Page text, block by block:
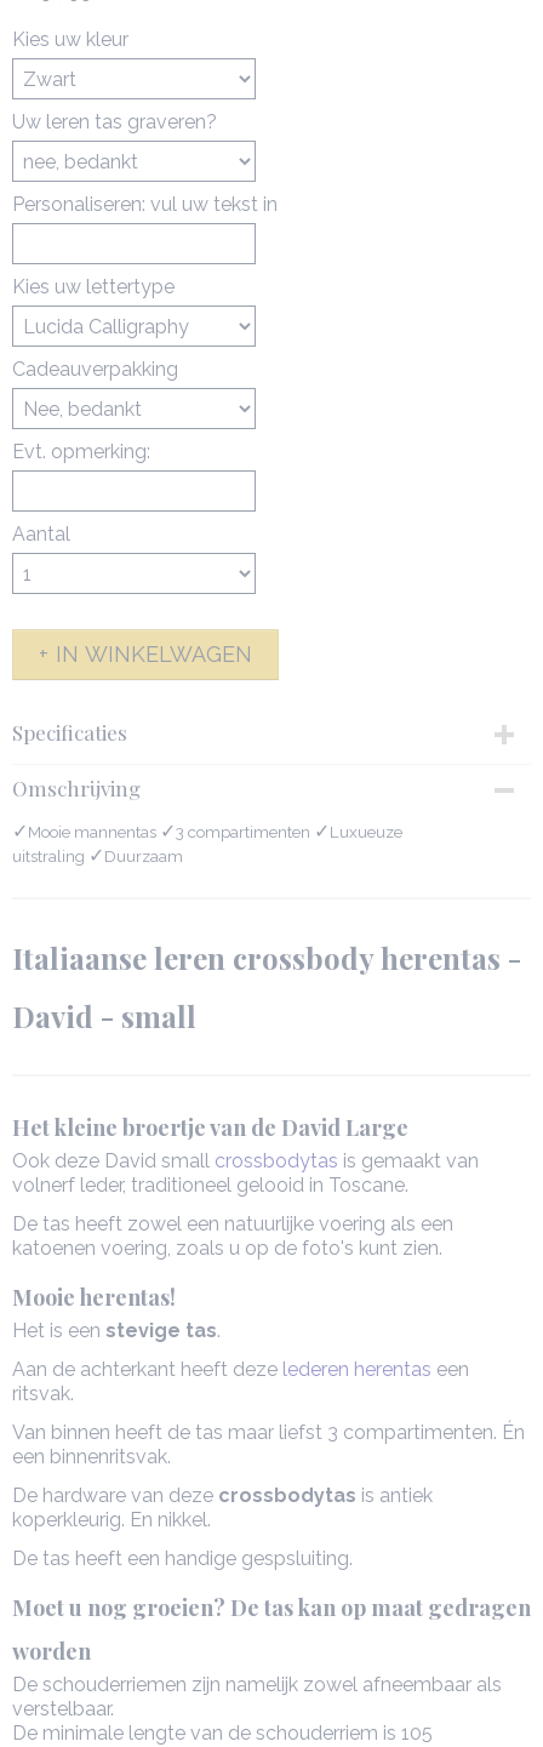
Kies uw kleur
Uw leren tas graveren?
Personaliseren: vul uw tekst in
Kies uw lettertype
Cadeauverpakking
Evt. opmerking:
Aantal
IN WINKELWAGEN
Specificaties
Productcode
62-1973
Afmetingen (l,b,h)
21,50 x 7 x 24 cm
Omschrijving
✓Mooie mannentas ✓3 compartimenten ✓Luxueuze
uitstraling ✓Duurzaam
Italiaanse leren crossbody herentas -
David - small
Het kleine broertje van de David Large
Ook deze David small crossbodytas is gemaakt van
volnerf leder, traditioneel gelooid in Toscane.
De tas heeft zowel een natuurlijke voering als een
katoenen voering, zoals u op de foto's kunt zien.
Mooie herentas!
Het is een stevige tas.
Aan de achterkant heeft deze lederen herentas een
ritsvak.
Van binnen heeft de tas maar liefst 3 compartimenten. Én
een binnenritsvak.
De hardware van deze crossbodytas is antiek
koperkleurig. En nikkel.
De tas heeft een handige gespsluiting.
Moet u nog groeien? De tas kan op maat gedragen
worden
De schouderriemen zijn namelijk zowel afneembaar als
verstelbaar.
De minimale lengte van de schouderriem is 105